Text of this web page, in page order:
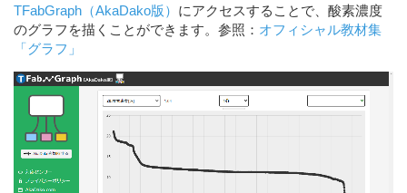
TFabGraph（AkaDako版） にアクセスすることで、酸素濃度
のグラフを描くことができます。参照： オフィシャル教材集
「グラフ」